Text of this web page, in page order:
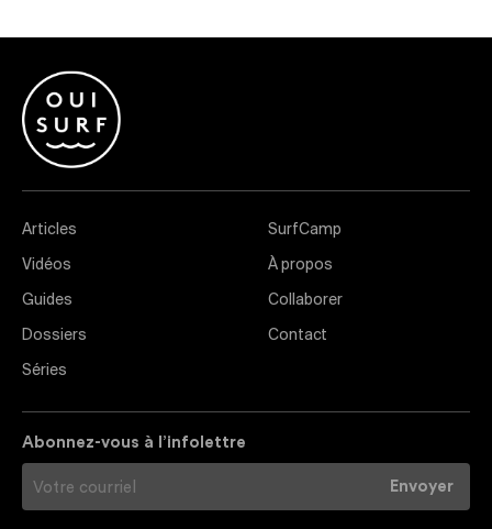
Articles
Vidéos
Guides
Dossiers
Séries
SurfCamp
À propos
Collaborer
Contact
Abonnez-vous à l’infolettre